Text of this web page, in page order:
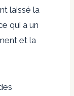
laissé la
qui a un
et la